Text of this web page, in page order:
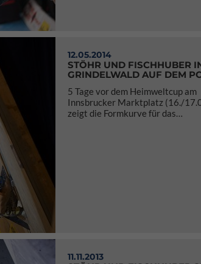
12.05.2014
STÖHR UND FISCHHUBER
GRINDELWALD AUF DEM
5 Tage vor dem Heimweltcup am
Innsbrucker Marktplatz (16./
zeigt die Formkurve für das…
11.11.2013